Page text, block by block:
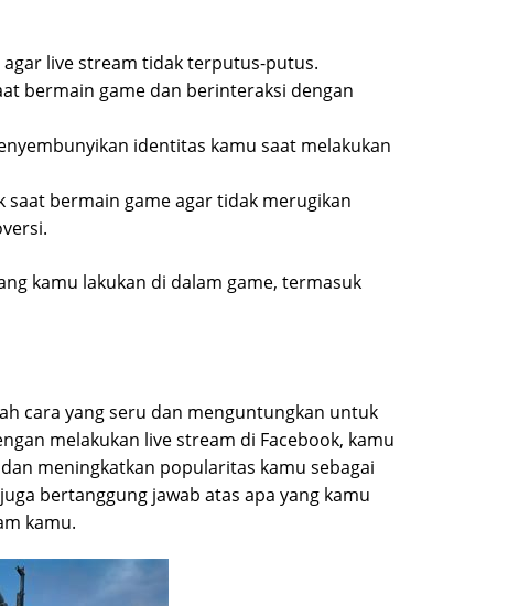
live stream tidak terputus-putus.
bermain game dan berinteraksi dengan
identitas kamu saat melakukan
saat bermain game agar tidak merugikan
kamu lakukan di dalam game, termasuk
cara yang seru dan menguntungkan untuk
melakukan live stream di Facebook, kamu
meningkatkan popularitas kamu sebagai
bertanggung jawab atas apa yang kamu
kamu.